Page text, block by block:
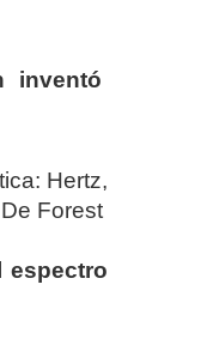
inventó
Hertz,
Forest
espectro